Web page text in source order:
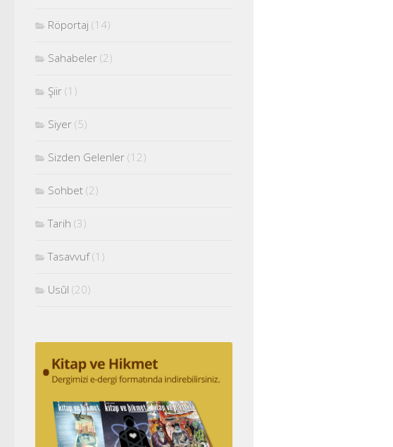
Röportaj (14)
Sahabeler (2)
Şiir (1)
Siyer (5)
Sizden Gelenler (12)
Sohbet (2)
Tarih (3)
Tasavvuf(1)
Usûl (20)